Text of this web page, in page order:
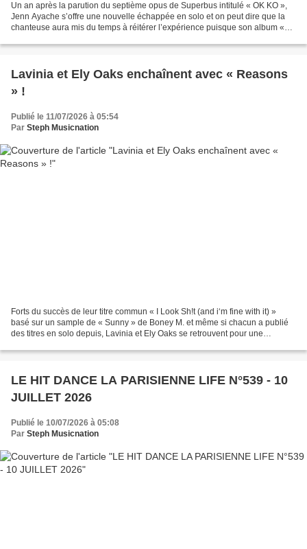
Un an après la parution du septième opus de Superbus intitulé « OK KO »,
Jenn Ayache s’offre une nouvelle échappée en solo et on peut dire que la
chanteuse aura mis du temps à réitérer l’expérience puisque son album «
Lavinia et Ely Oaks enchaînent avec « Reasons
» !
Publié le 11/07/2026 à 05:54
Par Steph Musicnation
Forts du succès de leur titre commun « I Look Sh!t (and i‘m fine with it) »
basé sur un sample de « Sunny » de Boney M. et même si chacun a publié
des titres en solo depuis, Lavinia et Ely Oaks se retrouvent pour une
LE HIT DANCE LA PARISIENNE LIFE N°539 - 10
JUILLET 2026
Publié le 10/07/2026 à 05:08
Par Steph Musicnation